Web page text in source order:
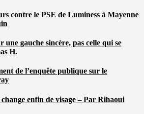
contre le PSE de Luminess à Mayenne
gauche sincère, pas celle qui se
H.
de l’enquête publique sur le
enfin de visage – Par Rihaoui